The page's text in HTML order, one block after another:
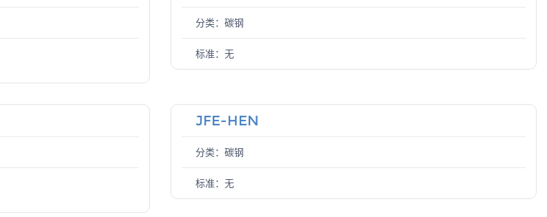
分类：碳钢
标准： 无
JFE-HEN
分类：碳钢
标准： 无